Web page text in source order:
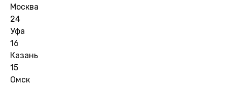
Москва
24
Уфа
16
Казань
15
Омск